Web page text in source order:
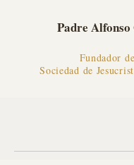
Padre Alfonso
Fundador
Sociedad de